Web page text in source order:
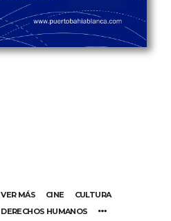
VER MÁS CINE
CULTURA
DERECHOS HUMANOS